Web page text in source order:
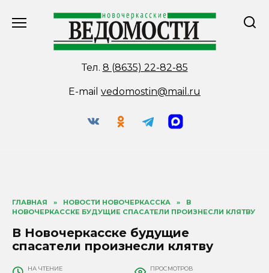
Тел. 8 (8635) 22-82-85
E-mail vedomostin@mail.ru
ГЛАВНАЯ » НОВОСТИ НОВОЧЕРКАССКА »
В
НОВОЧЕРКАССКЕ БУДУЩИЕ СПАСАТЕЛИ ПРОИЗНЕСЛИ КЛЯТВУ
В Новочеркасске будущие
спасатели произнесли клятву
НА ЧТЕНИЕ ПРОСМОТРОВ